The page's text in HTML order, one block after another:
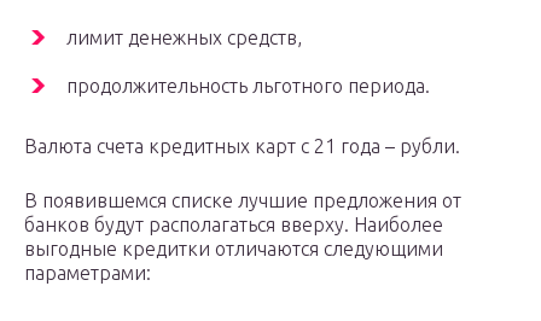
лимит денежных средств,
продолжительность льготного периода.
Валюта счета кредитных карт с 21 года – рубли.
В появившемся списке лучшие предложения от
банков будут располагаться вверху. Наиболее
выгодные кредитки отличаются следующими
параметрами: